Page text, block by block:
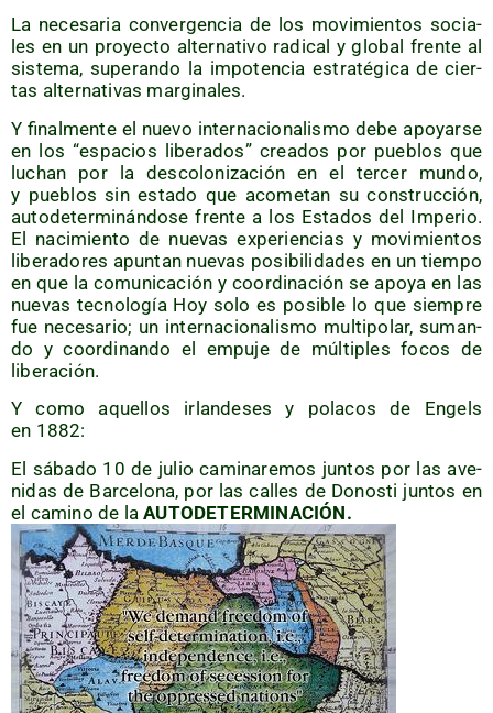
La nece­sa­ria con­ver­gen­cia de los movi­mien­tos socia­
les en un pro­yec­to alter­na­ti­vo radi­cal y glo­bal fren­te al
sis­te­ma, superan­do la impo­ten­cia estra­té­gi­ca de cier­
tas alter­na­ti­vas marginales.
Y final­men­te el nue­vo inter­na­cio­na­lis­mo debe apo­yar­se
en los “espa­cios libe­ra­dos” crea­dos por pue­blos que
luchan por la des­co­lo­ni­za­ción en el ter­cer mun­do,
y pue­blos sin esta­do que aco­me­tan su cons­truc­ción,
auto­de­ter­mi­nán­do­se fren­te a los Esta­dos del Impe­rio.
El naci­mien­to de nue­vas expe­rien­cias y movi­mien­tos
libe­ra­do­res apun­tan nue­vas posi­bi­li­da­des en un tiem­po
en que la comu­ni­ca­ción y coor­di­na­ción se apo­ya en las
nue­vas tec­no­lo­gía Hoy solo es posi­ble lo que siem­pre
fue nece­sa­rio; un inter­na­cio­na­lis­mo mul­ti­po­lar, suman­
do y coor­di­nan­do el empu­je de múl­ti­ples focos de
liberación.
Y como aque­llos irlan­de­ses y pola­cos de Engels
en 1882:
El sába­do 10 de julio cami­na­re­mos jun­tos por las ave­
ni­das de Bar­ce­lo­na, por las calles de Donos­ti jun­tos en
el camino de laAUTODETERMINACIÓN.